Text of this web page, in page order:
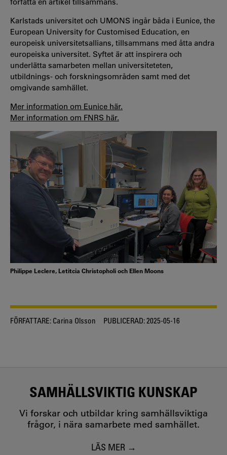
Karlstads universitet och UMONS ingår båda i Eunice, the
European University for Customised Education, en
europeisk universitetsallians, tillsammans med åtta andra
europeiska universitet. Syftet är att inspirera och
underlätta samarbeten mellan universiteteten,
utbildnings- och forskningsområden samt med det
omgivande samhället.
Mer information om Eunice här.
Mer information om FNRS här.
Philippe Leclere, Letitcia Christopholi och Ellen Moons
FÖRFATTARE: Carina Olsson PUBLICERAD:2025-05-16
SAMHÄLLSVIKTIG KUNSKAP
Vi forskar och utbildar kring samhällsviktiga
frågor, i nära samarbete med samhället.
LÄS MER